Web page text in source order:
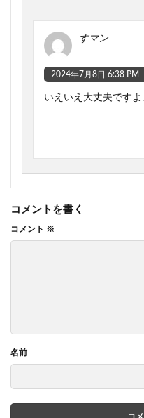
すマン
2024年7月8日 6:38 PM
いえいえ大丈夫です
コメントを書く
コメント ※
名前